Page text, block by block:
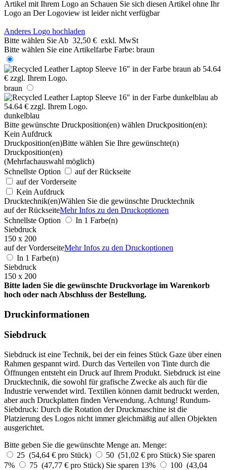
Artikel mit Ihrem Logo an Schauen Sie sich diesen Artikel ohne Ihr
Logo an Der Logoview ist leider nicht verfügbar
Anderes Logo hochladen
Bitte wählen Sie Ab 32,50 € exkl. MwSt
Bitte wählen Sie eine Artikelfarbe Farbe: braun
braun
dunkelblau
Bitte gewünschte Druckposition(en) wählen Druckposition(en):
Kein Aufdruck
Druckposition(en)Bitte wählen Sie Ihre gewünschte(n)
Druckposition(en)
(Mehrfachauswahl möglich)
Schnellste Option
auf der Rückseite
auf der Vorderseite
Kein Aufdruck
Drucktechnik(en)Wählen Sie die gewünschte Drucktechnik
auf der RückseiteMehr Infos zu den Druckoptionen
Schnellste Option
In 1 Farbe(n)
Siebdruck
150 x 200
auf der VorderseiteMehr Infos zu den Druckoptionen
In 1 Farbe(n)
Siebdruck
150 x 200
Bitte laden Sie die gewünschte Druckvorlage im Warenkorb
hoch oder nach Abschluss der Bestellung.
Druckinformationen
Siebdruck
Siebdruck ist eine Technik, bei der ein feines Stück Gaze über einen
Rahmen gespannt wird. Durch das Verteilen von Tinte durch die
Öffnungen entsteht ein Druck auf Ihrem Produkt. Siebdruck ist eine
Drucktechnik, die sowohl für grafische Zwecke als auch für die
Industrie verwendet wird. Textilien können damit bedruckt werden,
aber auch Druckplatten finden Verwendung. Achtung! Rundum-
Siebdruck: Durch die Rotation der Druckmaschine ist die
Platzierung des Logos nicht immer gleichmäßig auf allen Objekten
ausgerichtet.
Bitte geben Sie die gewünschte Menge an. Menge:
25 (54,64 € pro Stück)
50 (51,02 € pro Stück) Sie sparen
7%
75 (47,77 € pro Stück) Sie sparen 13%
100 (43,04